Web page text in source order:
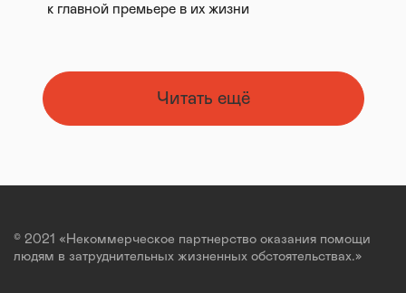
к главной премьере в их жизни
Читать ещё
© 2021 «Некоммерческое партнерство оказания помощи
людям в затруднительных жизненных обстоятельствах.»